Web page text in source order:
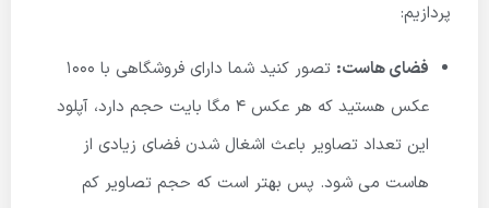
پردازیم:
فضای هاست:
تصور کنید شما دارای فروشگاهی با 1000
عکس هستید که هر عکس 4 مگا بایت حجم دارد، آپلود
این تعداد تصاویر باعث اشغال شدن فضای زیادی از
هاست می شود. پس بهتر است که حجم تصاویر کم